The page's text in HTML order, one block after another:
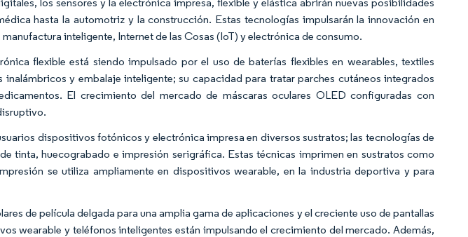
hasta la automotriz y la construcción. Estas tecnologías impulsarán la innovación en
inteligente, Internet de las Cosas (IoT) y electrónica de consumo.
flexible está siendo impulsado por el uso de baterías flexibles en wearables, textiles
y embalaje inteligente; su capacidad para tratar parches cutáneos integrados
El crecimiento del mercado de máscaras oculares OLED configuradas con
dispositivos fotónicos y electrónica impresa en diversos sustratos; las tecnologías de
tinta, huecograbado e impresión serigráfica. Estas técnicas imprimen en sustratos como
se utiliza ampliamente en dispositivos wearable, en la industria deportiva y para
de película delgada para una amplia gama de aplicaciones y el creciente uso de pantallas
wearable y teléfonos inteligentes están impulsando el crecimiento del mercado. Además,